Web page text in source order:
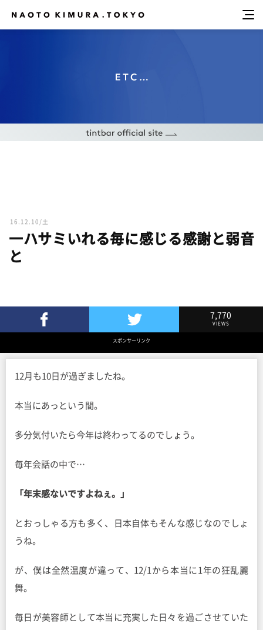
16.12.10/土
一ハサミいれる毎に感じる感謝と弱音
と
Twitterでツイート
7,770
VIEWS
スポンサーリンク
12月も10日が過ぎましたね。
本当にあっという間。
多分気付いたら今年は終わってるのでしょう。
毎年会話の中で…
「年末感ないですよねぇ。」
とおっしゃる方も多く、日本自体もそんな感じなのでしょ
うね。
が、僕は全然温度が違って、12/1から本当に1年の狂乱麗
舞。
毎日が美容師として本当に充実した日々を過ごさせていた